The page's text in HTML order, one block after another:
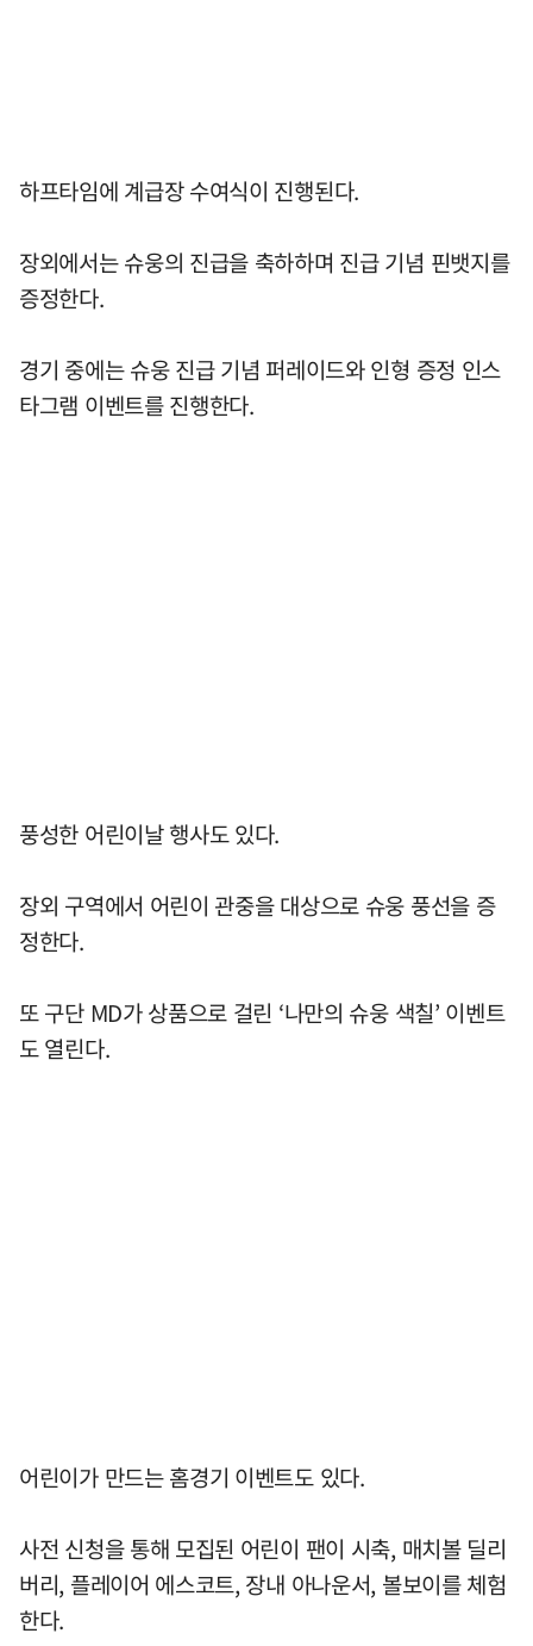
하프타임에 계급장 수여식이 진행된다.
장외에서는 슈웅의 진급을 축하하며 진급 기념 핀뱃지를
증정한다.
경기 중에는 슈웅 진급 기념 퍼레이드와 인형 증정 인스
타그램 이벤트를 진행한다.
풍성한 어린이날 행사도 있다.
장외 구역에서 어린이 관중을 대상으로 슈웅 풍선을 증
정한다.
또 구단 MD가 상품으로 걸린 ‘나만의 슈웅 색칠’ 이벤트
도 열린다.
어린이가 만드는 홈경기 이벤트도 있다.
사전 신청을 통해 모집된 어린이 팬이 시축, 매치볼 딜리
버리, 플레이어 에스코트, 장내 아나운서, 볼보이를 체험
한다.